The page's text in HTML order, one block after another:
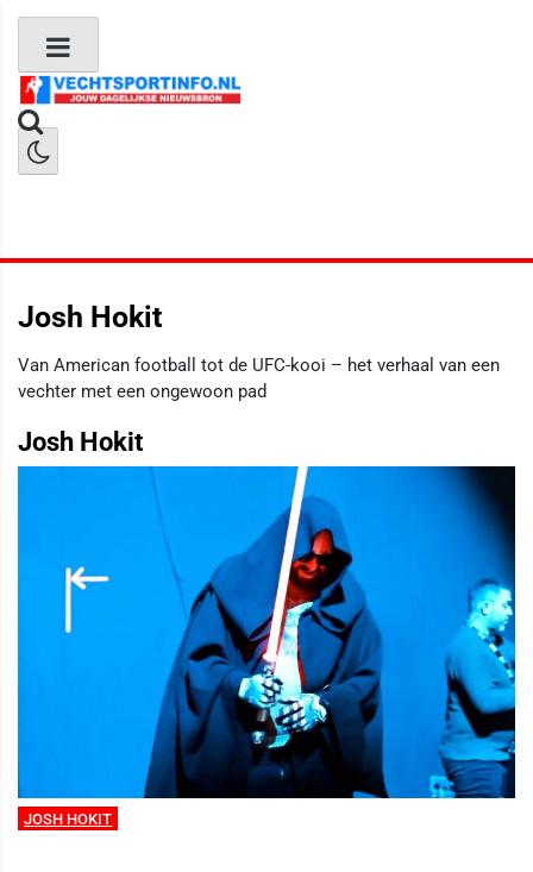
Josh Hokit
Van American football tot de UFC-kooi – het verhaal van een
vechter met een ongewoon pad
Josh Hokit
JOSH HOKIT